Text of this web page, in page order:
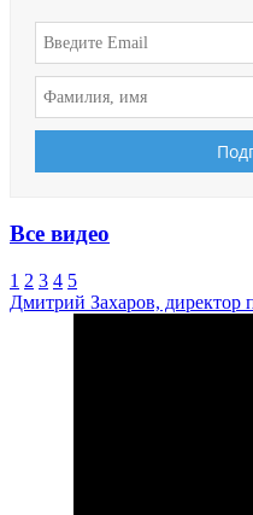
Все видео
1 2 3 4 5
Дмитрий Захаров,